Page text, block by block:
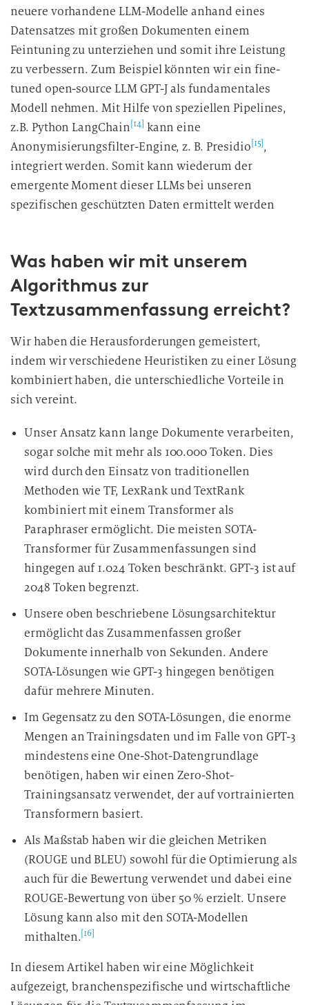
neuere vorhandene LLM-Modelle anhand eines
Datensatzes mit großen Dokumenten einem
Feintuning zu unterziehen und somit ihre Leistung
zu verbessern. Zum Beispiel könnten wir ein fine-
tuned open-source LLM GPT-J als fundamentales
Modell nehmen. Mit Hilfe von speziellen Pipelines,
z.B. Python LangChain [14] kann eine
Anonymisierungsfilter-Engine, z. B. Presidio [15] ,
integriert werden. Somit kann wiederum der
emergente Moment dieser LLMs bei unseren
spezifischen geschützten Daten ermittelt werden
Was haben wir mit unserem
Algorithmus zur
Textzusammenfassung erreicht?
Wir haben die Herausforderungen gemeistert,
indem wir verschiedene Heuristiken zu einer Lösung
kombiniert haben, die unterschiedliche Vorteile in
sich vereint.
Unser Ansatz kann lange Dokumente verarbeiten,
sogar solche mit mehr als 100.000 Token. Dies
wird durch den Einsatz von traditionellen
Methoden wie TF, LexRank und TextRank
kombiniert mit einem Transformer als
Paraphraser ermöglicht. Die meisten SOTA-
Transformer für Zusammenfassungen sind
hingegen auf 1.024 Token beschränkt. GPT-3 ist auf
2048 Token begrenzt.
Unsere oben beschriebene Lösungsarchitektur
ermöglicht das Zusammenfassen großer
Dokumente innerhalb von Sekunden. Andere
SOTA-Lösungen wie GPT-3 hingegen benötigen
dafür mehrere Minuten.
Im Gegensatz zu den SOTA-Lösungen, die enorme
Mengen an Trainingsdaten und im Falle von GPT-3
mindestens eine One-Shot-Datengrundlage
benötigen, haben wir einen Zero-Shot-
Trainingsansatz verwendet, der auf vortrainierten
Transformern basiert.
Als Maßstab haben wir die gleichen Metriken
(ROUGE und BLEU) sowohl für die Optimierung als
auch für die Bewertung verwendet und dabei eine
ROUGE-Bewertung von über 50 % erzielt. Unsere
Lösung kann also mit den SOTA-Modellen
mithalten.[16]
In diesem Artikel haben wir eine Möglichkeit
aufgezeigt, branchenspezifische und wirtschaftliche